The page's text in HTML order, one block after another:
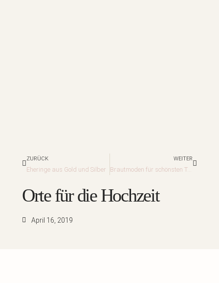
Zurück
ZURÜCK
Eheringe aus Gold und Silber
WEITER
Brautmoden für schönsten Tag im Leben
Orte für die Hochzeit
April 16, 2019